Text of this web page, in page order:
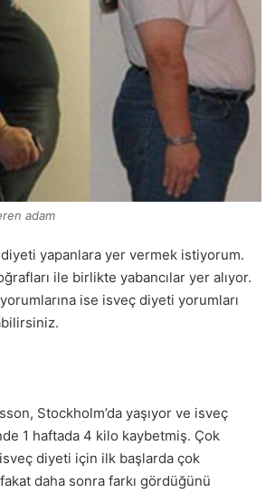
adam
yapanlara yer vermek istiyorum.
ile birlikte yabancılar yer alıyor.
yorumlarına ise isveç diyeti yorumları
Stockholm’da yaşıyor ve isveç
1 haftada 4 kilo kaybetmiş. Çok
diyeti için ilk başlarda çok
fakat daha sonra farkı gördüğünü